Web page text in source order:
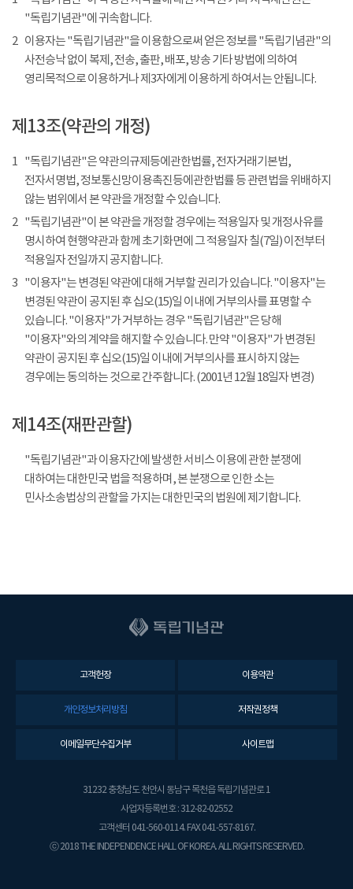
"독립기념관"에 귀속합니다.
2 이용자는 "독립기념관"을 이용함으로써 얻은 정보를 "독립기념관"의
사전승낙 없이 복제, 전송, 출판, 배포, 방송 기타 방법에 의하여
영리목적으로 이용하거나 제3자에게 이용하게 하여서는 안됩니다.
제13조(약관의 개정)
1 "독립기념관"은 약관의규제등에관한법률, 전자거래기본법,
전자서명법, 정보통신망이용촉진등에관한법률 등 관련법을 위배하지
않는 범위에서 본 약관을 개정할 수 있습니다.
2 "독립기념관"이 본 약관을 개정할 경우에는 적용일자 및 개정사유를
명시하여 현행약관과 함께 초기화면에 그 적용일자 칠(7일) 이전부터
적용일자 전일까지 공지합니다.
3 "이용자"는 변경된 약관에 대해 거부할 권리가 있습니다. "이용자"는
변경된 약관이 공지된 후 십오(15)일 이내에 거부의사를 표명할 수
있습니다. "이용자"가 거부하는 경우 "독립기념관"은 당해
"이용자"와의 계약을 해지할 수 있습니다. 만약 "이용자"가 변경된
약관이 공지된 후 십오(15)일 이내에 거부의사를 표시하지 않는
경우에는 동의하는 것으로 간주합니다. (2001년 12월 18일자 변경)
제14조(재판관할)
"독립기념관"과 이용자간에 발생한 서비스 이용에 관한 분쟁에
대하여는 대한민국 법을 적용하며, 본 분쟁으로 인한 소는
민사소송법상의 관할을 가지는 대한민국의 법원에 제기합니다.
고객헌장 이용약관
개인정보처리방침 저작권정책
이메일무단수집거부 사이트맵
31232 충청남도 천안시 동남구 목천읍 독립기념관로 1
사업자등록번호 : 312-82-02552
고객센터 041-560-0114. FAX 041-557-8167.
ⓒ 2018 THE INDEPENDENCE HALL OF KOREA. ALL RIGHTS RESERVED.